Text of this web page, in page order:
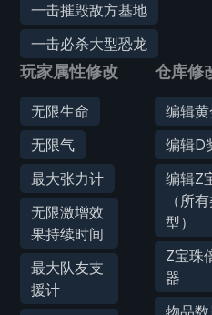
一击摧毁敌方基地
一击必杀大型恐龙
玩家属性修改
无限生命
无限气
最大张力计
无限激增效
果持续时间
最大队友支
援计
仓库修
编辑黄
编辑D
编辑Z
（所
型）
Z宝珠
器